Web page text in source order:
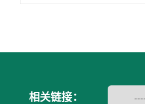
相关链接：